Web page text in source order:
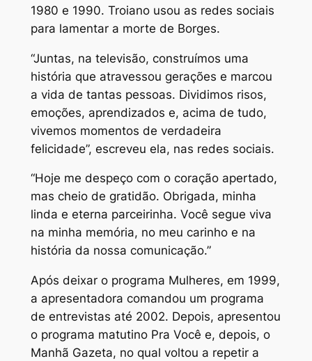
1980 e 1990. Troiano usou as redes sociais
para lamentar a morte de Borges.
“Juntas, na televisão, construímos uma
história que atravessou gerações e marcou
a vida de tantas pessoas. Dividimos risos,
emoções, aprendizados e, acima de tudo,
vivemos momentos de verdadeira
felicidade”, escreveu ela, nas redes sociais.
“Hoje me despeço com o coração apertado,
mas cheio de gratidão. Obrigada, minha
linda e eterna parceirinha. Você segue viva
na minha memória, no meu carinho e na
história da nossa comunicação.”
Após deixar o programa Mulheres, em 1999,
a apresentadora comandou um programa
de entrevistas até 2002. Depois, apresentou
o programa matutino Pra Você e, depois, o
Manhã Gazeta, no qual voltou a repetir a